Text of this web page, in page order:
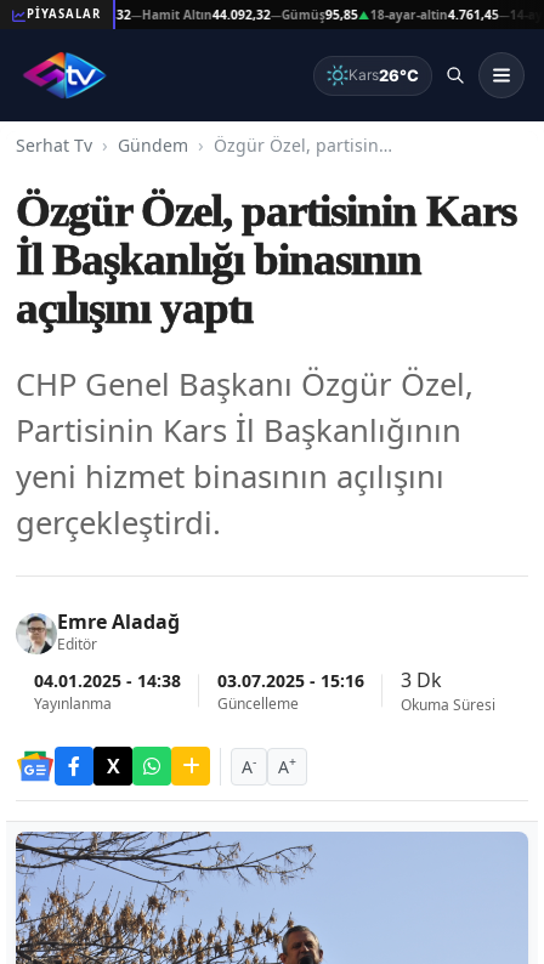
PİYASALAR
Altın44.092,32— Hamit Altın44.092,32—Gümüş95,85▲18-ayar-altin4.761,45—14-ayar-
Kars26°C
Serhat Tv Gündem Özgür Özel, partisinin Kars İl Başkanlığı binasının açılışını yaptı
Özgür Özel, partisinin Kars
İl Başkanlığı binasının
açılışını yaptı
CHP Genel Başkanı Özgür Özel,
Partisinin Kars İl Başkanlığının
yeni hizmet binasının açılışını
gerçekleştirdi.
Emre Aladağ
Editör
04.01.2025 - 14:38
Yayınlanma
03.07.2025 - 15:16
Güncelleme
3 Dk
Okuma Süresi
A- A+